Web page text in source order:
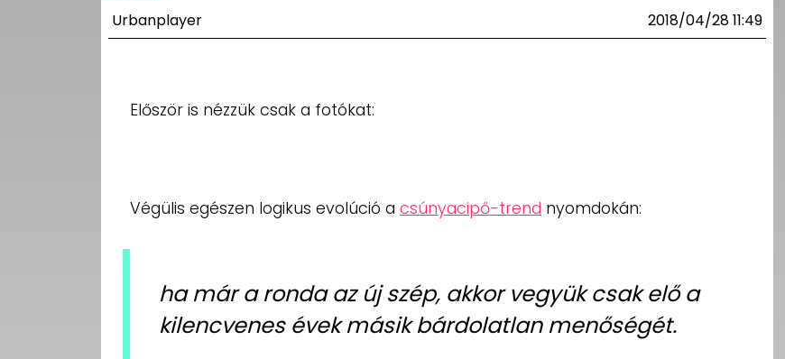
IMPRESSZUM
Urbanplayer
2018/04/28 11:49
Először is nézzük csak a fotókat:
Végülis egészen logikus evolúció a csúnyacipő-trend nyomdokán:
ha már a ronda az új szép, akkor vegyük csak elő a
kilencvenes évek másik bárdolatlan menőségét.